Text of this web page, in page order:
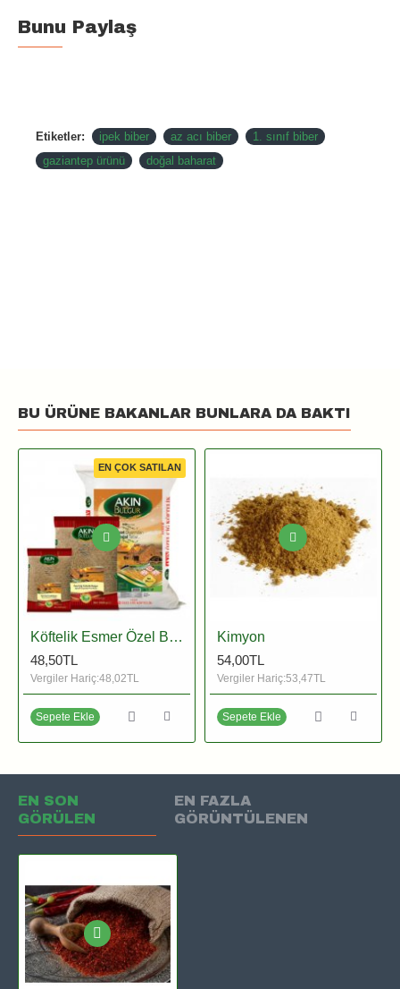
Serin, kuru ve nem almayan bir ortamda
muhafaza ediniz.
Bunu Paylaş
Etiketler: ipek biber az acı biber
1. sınıf biber
gaziantep ürünü
doğal baharat
BU ÜRÜNE BAKANLAR BUNLARA DA BAKTI
EN ÇOK SATILAN
Köftelik Esmer Özel Bulgur (İnce)
48,50TL
Vergiler Hariç:48,02TL
Sepete Ekle
Kimyon
54,00TL
Vergiler Hariç:53,47TL
Sepete Ekle
EN SON
GÖRÜLEN
EN FAZLA
GÖRÜNTÜLENEN